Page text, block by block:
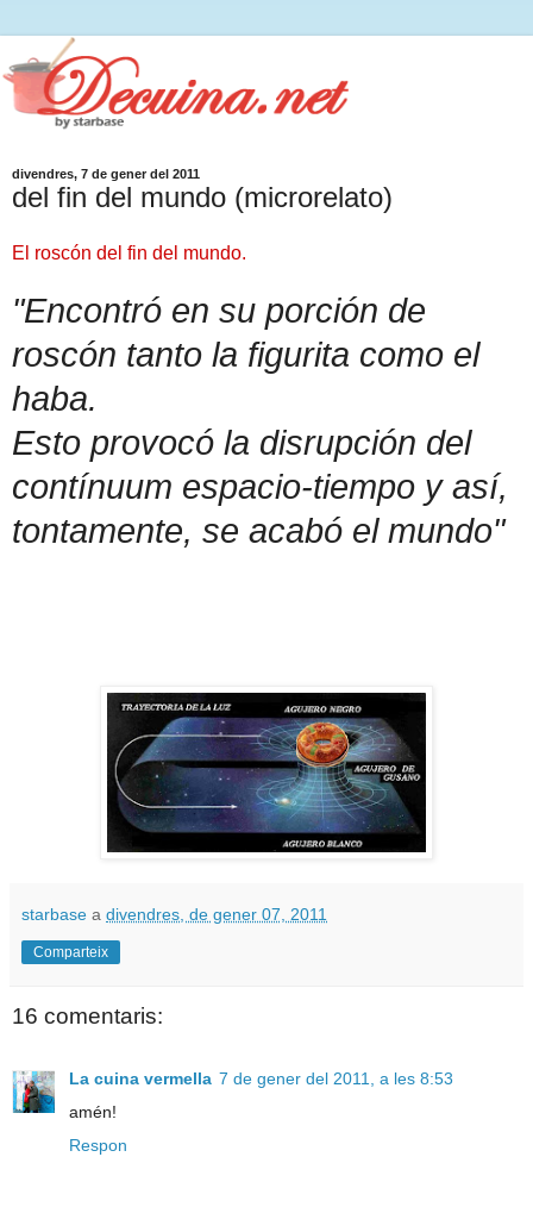
divendres, 7 de gener del 2011
del fin del mundo (microrelato)
El roscón del fin del mundo.
"Encontró en su porción de
roscón tanto la figurita como el
haba.
Esto provocó la disrupción del
contínuum espacio-tiempo y así,
tontamente, se acabó el mundo"
starbase a divendres, de gener 07, 2011
Comparteix
16 comentaris:
La cuina vermella 7 de gener del 2011, a les 8:53
amén!
Respon